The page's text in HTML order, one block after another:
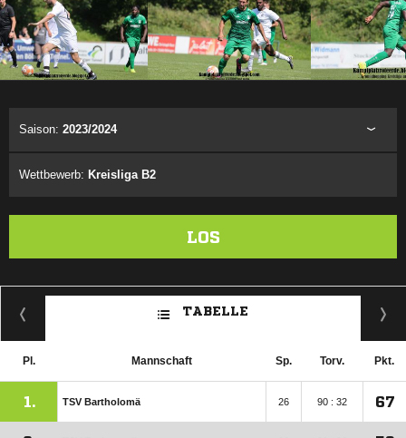
Saison: 2023/2024
Wettbewerb: Kreisliga B2
LOS
TABELLE
Pl. Mannschaft Sp. Torv. Pkt.
1. TSV Bartholomä 26 90 : 32 67